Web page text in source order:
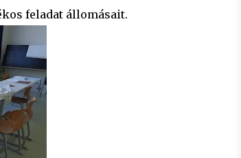
feladat állomásait.